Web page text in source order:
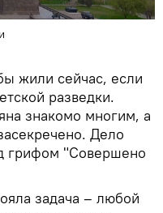
жили сейчас, если
разведки.
знакомо многим, а
Дело
грифом "Совершено
задача – любой